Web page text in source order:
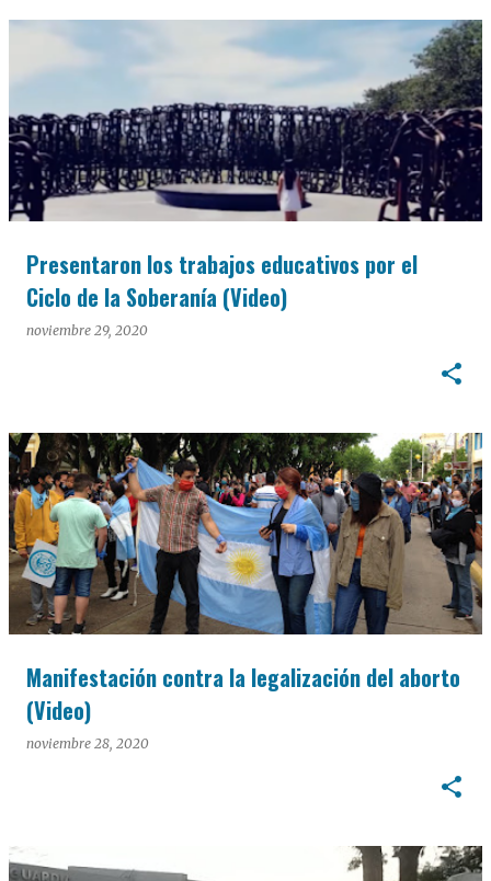
Presentaron los trabajos educativos por el
Ciclo de la Soberanía (Video)
noviembre 29, 2020
Manifestación contra la legalización del aborto
(Video)
noviembre 28, 2020